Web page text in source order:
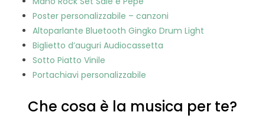
Poster personalizzabile – canzoni
Altoparlante Bluetooth Gingko Drum Light
Biglietto d’auguri Audiocassetta
Sotto Piatto Vinile
Portachiavi personalizzabile
Che cosa è la musica per te?